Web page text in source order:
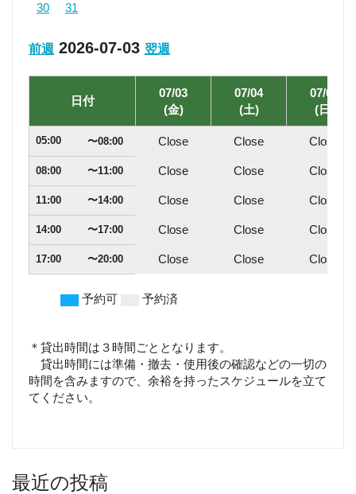
30
31
前週 2026-07-03 翌週
日付
07/03
(金)
07/04
(土)
07/05
(日)
05:00 Close Close Close
08:00 Close Close Close
11:00 Close Close Close
14:00 Close Close Close
17:00 Close Close Close
予約可 予約済
＊貸出時間は３時間ごととなります。
貸出時間には準備・撤去・使用後の確認などの一切の
時間を含みますので、余裕を持ったスケジュールを立て
てください。
最近の投稿